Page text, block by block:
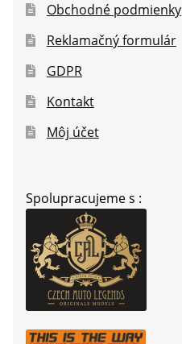
Obchodné podmienky
Reklamačný formulár
GDPR
Kontakt
Môj účet
Spolupracujeme s :